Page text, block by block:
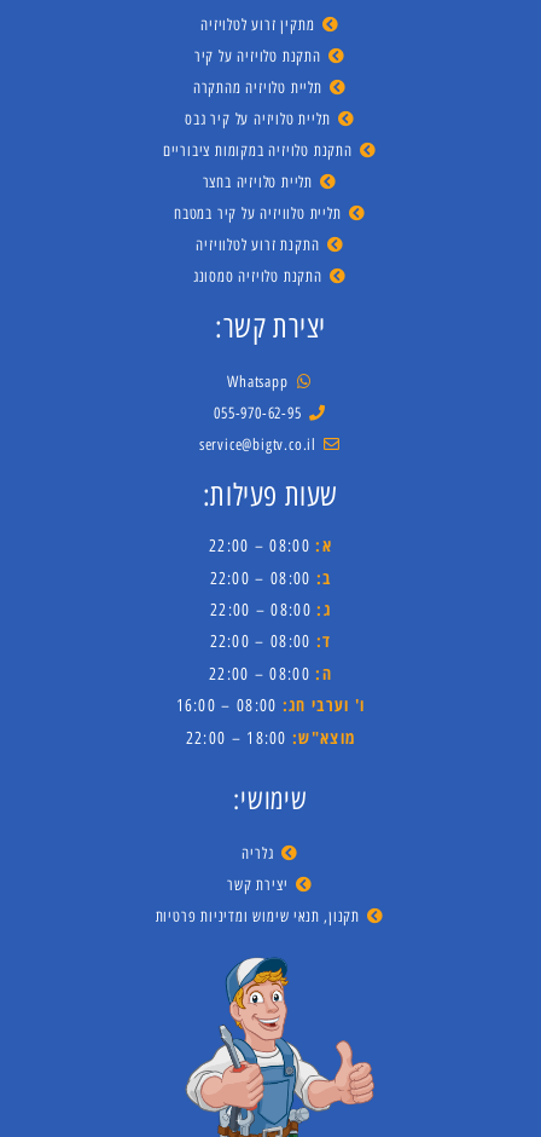
מתקין זרוע לטלויזיה
התקנת טלויזיה על קיר
תליית טלויזיה מהתקרה
תליית טלויזיה על קיר גבס
התקנת טלויזיה במקומות ציבוריים
תליית טלויזיה בחצר
תליית טלוויזיה על קיר במטבח
התקנת זרוע לטלוויזיה
התקנת טלויזיה סמסונג
יצירת קשר:
Whatsapp
055-970-62-95
service@bigtv.co.il
שעות פעילות:
א:08:00 – 22:00
ב:
ג:08:00 – 22:00
ד:
ה:08:00 – 22:00
ו' וערבי חג:
מוצא"ש:18:00 – 22:00
שימושי:
גלריה
יצירת קשר
תקנון, תנאי שימוש ומדיניות פרטיות